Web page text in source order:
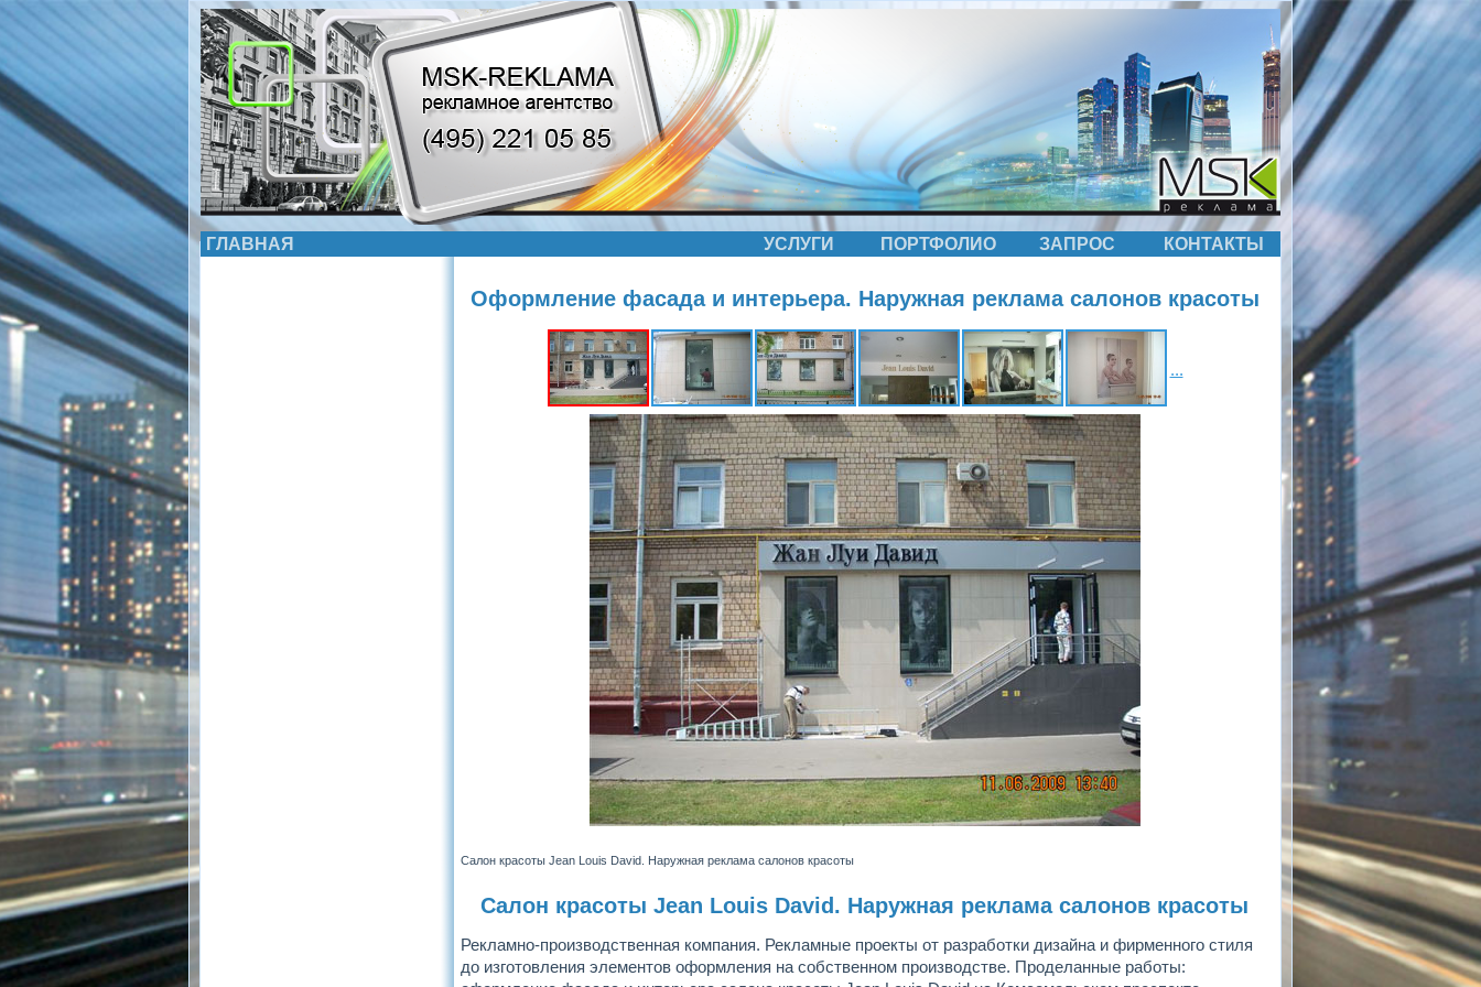
ГЛАВНАЯ УСЛУГИ ПОРТФОЛИО ЗАПРОС КОНТАКТЫ
Оформление фасада и интерьера. Наружная реклама салонов красоты
...
Салон красоты Jean Louis David. Наружная реклама салонов красоты
Салон красоты Jean Louis David. Наружная реклама салонов красоты
Рекламно-производственная компания. Рекламные проекты от разработки дизайна и фирменного стиля
до изготовления элементов оформления на собственном производстве. Проделанные работы: